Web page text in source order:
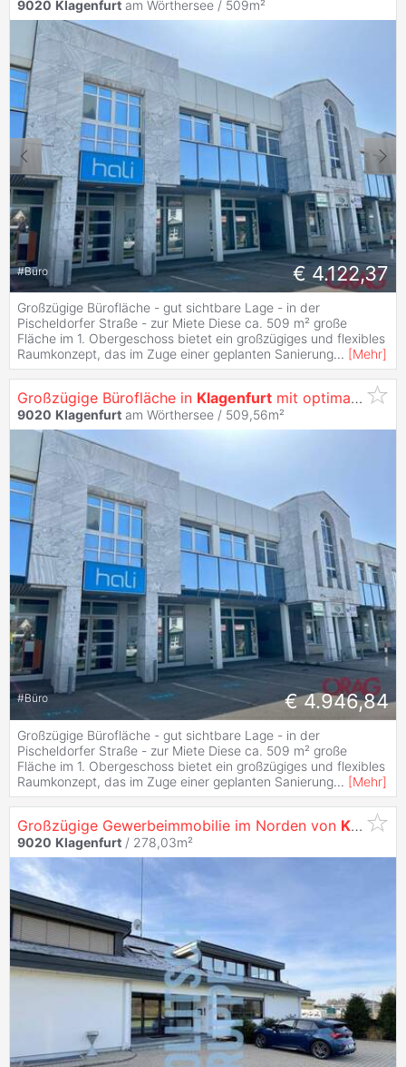
9020 Klagenfurt am Wörthersee / 509m²
#Büro € 4.122,37
Großzügige Bürofläche - gut sichtbare Lage - in der
Pischeldorfer Straße - zur Miete Diese ca. 509 m² große
Fläche im 1. Obergeschoss bietet ein großzügiges und flexibles
Raumkonzept, das im Zuge einer geplanten Sanierung... [Mehr]
Großzügige Bürofläche in Klagenfurt mit optimaler Werbewirksamkeit -
9020 Klagenfurt am Wörthersee / 509,56m²
#Büro € 4.946,84
Großzügige Bürofläche - gut sichtbare Lage - in der
Pischeldorfer Straße - zur Miete Diese ca. 509 m² große
Fläche im 1. Obergeschoss bietet ein großzügiges und flexibles
Raumkonzept, das im Zuge einer geplanten Sanierung... [Mehr]
Großzügige Gewerbeimmobilie im Norden von Klagenfurt
9020 Klagenfurt / 278,03m²